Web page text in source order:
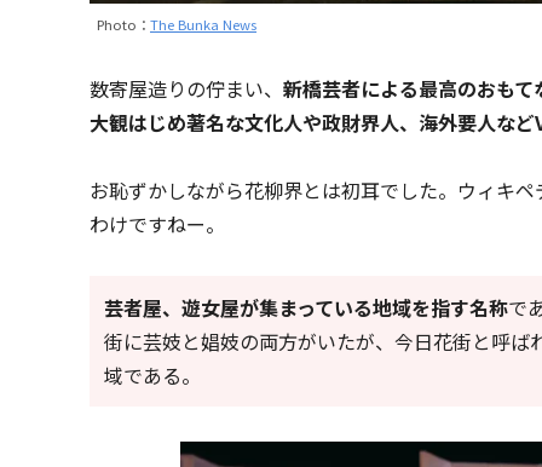
Photo： The Bunka News
数寄屋造りの佇まい、 新橋芸者による最高のおも
大観はじめ著名な文化人や政財界人、海外要人な
お恥ずかしながら花柳界とは初耳でした。ウィキ
わけですねー。
芸者屋、遊女屋が集まっている地域を指す名称で
街に芸妓と娼妓の両方がいたが、今日花街と呼
域である。